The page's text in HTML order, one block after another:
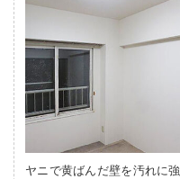
ヤニで黄ばんだ壁を汚れに強